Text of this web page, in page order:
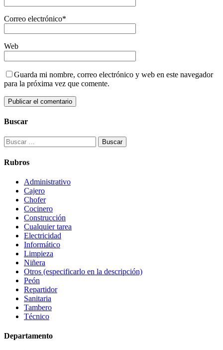
Correo electrónico*
Web
Guarda mi nombre, correo electrónico y web en este navegador
para la próxima vez que comente.
Buscar
Buscar:
Rubros
Administrativo
Cajero
Chofer
Cocinero
Construcción
Cualquier tarea
Electricidad
Informático
Limpieza
Niñera
Otros (especificarlo en la descripción)
Peón
Repartidor
Sanitaria
Tambero
Técnico
Departamento